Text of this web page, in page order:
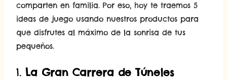
comparten en familia. Por eso, hoy te traemos 5
ideas de juego usando nuestros productos para
que disfrutes al máximo de la sonrisa de tus
pequeños.
1.La Gran Carrera de Túneles